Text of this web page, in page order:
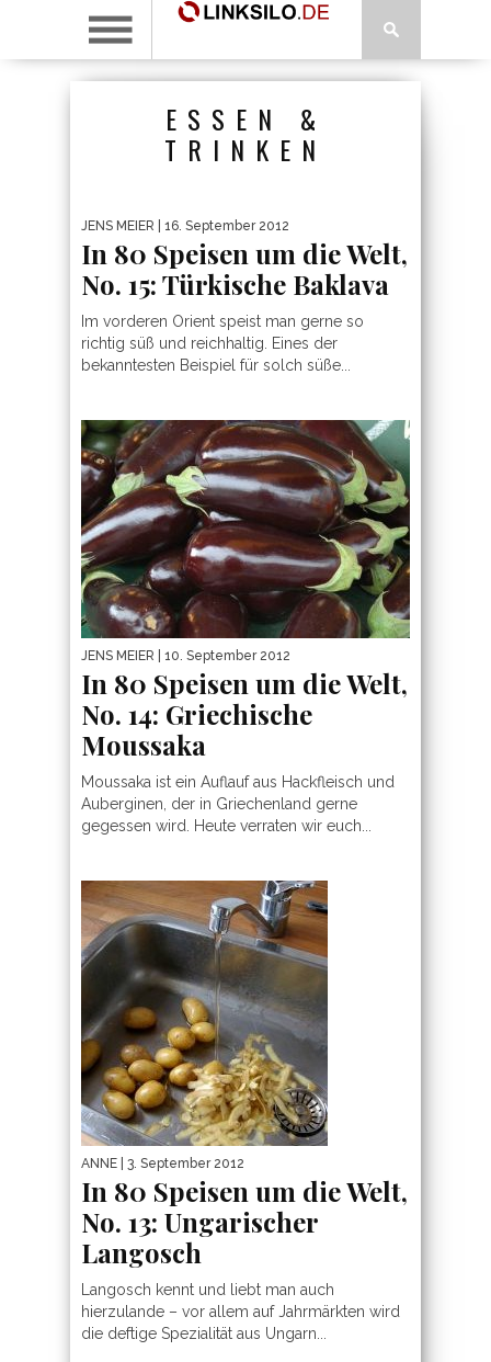
ESSEN &
TRINKEN
JENS MEIER | 16. September 2012
In 80 Speisen um die Welt,
No. 15: Türkische Baklava
Im vorderen Orient speist man gerne so
richtig süß und reichhaltig. Eines der
bekanntesten Beispiel für solch süße...
JENS MEIER | 10. September 2012
In 80 Speisen um die Welt,
No. 14: Griechische
Moussaka
Moussaka ist ein Auflauf aus Hackfleisch und
Auberginen, der in Griechenland gerne
gegessen wird. Heute verraten wir euch...
ANNE | 3. September 2012
In 80 Speisen um die Welt,
No. 13: Ungarischer
Langosch
Langosch kennt und liebt man auch
hierzulande – vor allem auf Jahrmärkten wird
die deftige Spezialität aus Ungarn...